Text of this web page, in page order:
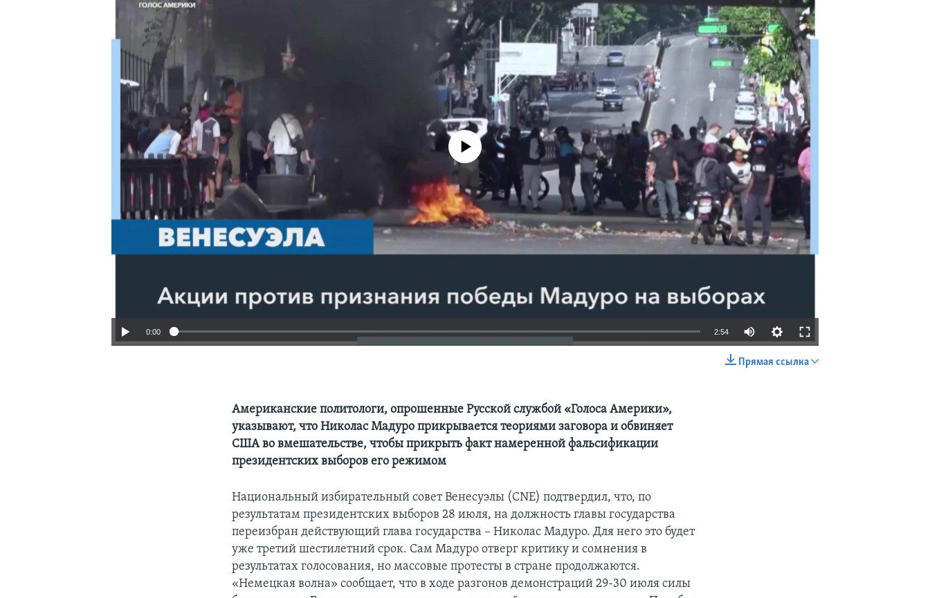
No media source currently available
0:00 2:54
Прямая ссылка
Американские политологи, опрошенные Русской службой «Голоса Америки»,
указывают, что Николас Мадуро прикрывается теориями заговора и обвиняет
США во вмешательстве, чтобы прикрыть факт намеренной фальсификации
президентских выборов его режимом
Национальный избирательный совет Венесуэлы (CNE) подтвердил, что, по
результатам президентских выборов 28 июля, на должность главы государства
переизбран действующий глава государства – Николас Мадуро. Для него это будет
уже третий шестилетний срок. Сам Мадуро отверг критику и сомнения в
результатах голосования, но массовые протесты в стране продолжаются.
«Немецкая волна» сообщает, что в ходе разгонов демонстраций 29-30 июля силы